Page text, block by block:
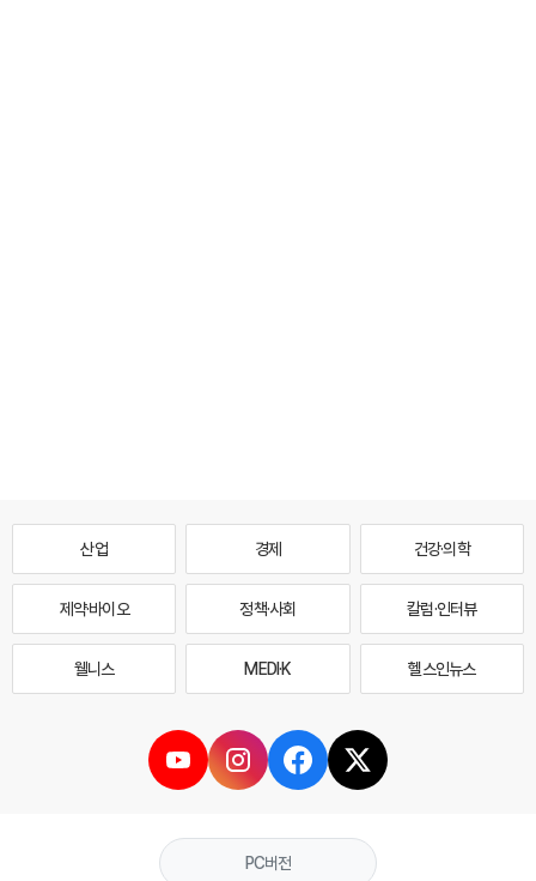
산업 경제 건강·의학
제약·바이오 정책·사회 칼럼·인터뷰
웰니스 MEDI·K 헬스인뉴스
PC버전